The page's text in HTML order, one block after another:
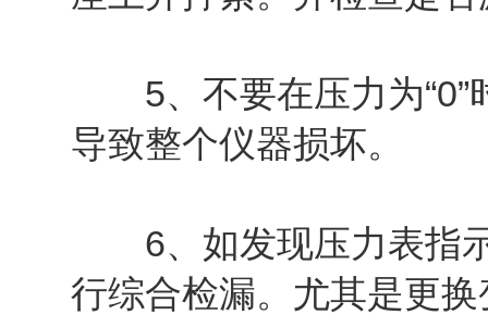
5、不要在压力为“0”
导致整个仪器损坏。
6、如发现压力表指示
行综合检漏。尤其是更